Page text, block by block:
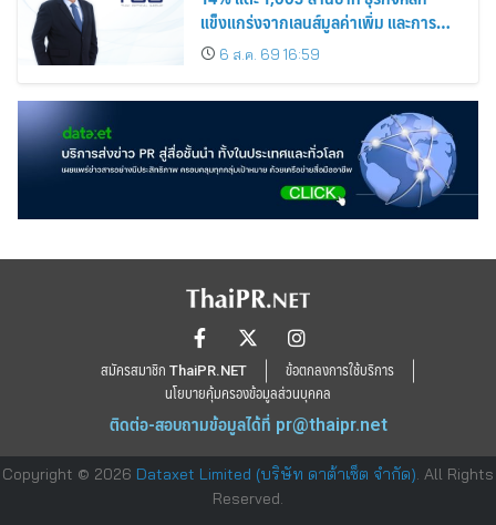
แข็งแกร่งจากเลนส์มูลค่าเพิ่ม และการ
ขยายตลาดต่างประเทศ พร้อมเดินหน้า
ลงทุนเพื่อการเติบโตระยะยาว
6 ส.ค. 69 16:59
สมัครสมาชิก ThaiPR.NET
ข้อตกลงการใช้บริการ
นโยบายคุ้มครองข้อมูลส่วนบุคคล
ติดต่อ-สอบถามข้อมูลได้ที่ pr@thaipr.net
Copyright © 2026 Dataxet Limited (บริษัท ดาต้าเซ็ต จำกัด). All Rights
Reserved.